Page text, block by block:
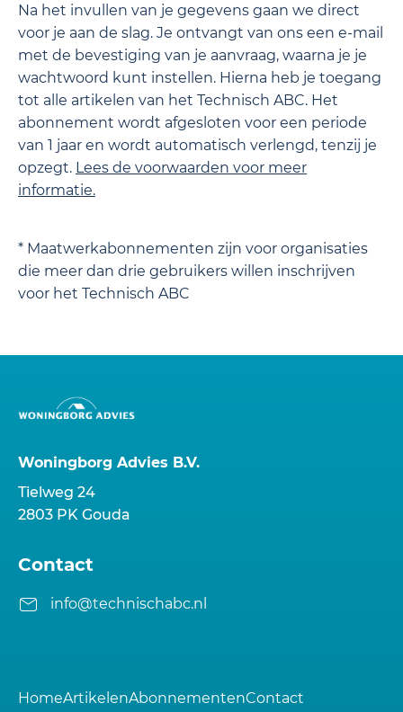
Na het invullen van je gegevens gaan we direct
voor je aan de slag. Je ontvangt van ons een e-mail
met de bevestiging van je aanvraag, waarna je je
wachtwoord kunt instellen. Hierna heb je toegang
tot alle artikelen van het Technisch ABC. Het
abonnement wordt afgesloten voor een periode
van 1 jaar en wordt automatisch verlengd, tenzij je
opzegt. Lees de voorwaarden voor meer
informatie.
* Maatwerkabonnementen zijn voor organisaties
die meer dan drie gebruikers willen inschrijven
voor het Technisch ABC
Woningborg Advies B.V.
Tielweg 24
2803 PK Gouda
Contact
info@technischabc.nl
HomeArtikelenAbonnementenContact